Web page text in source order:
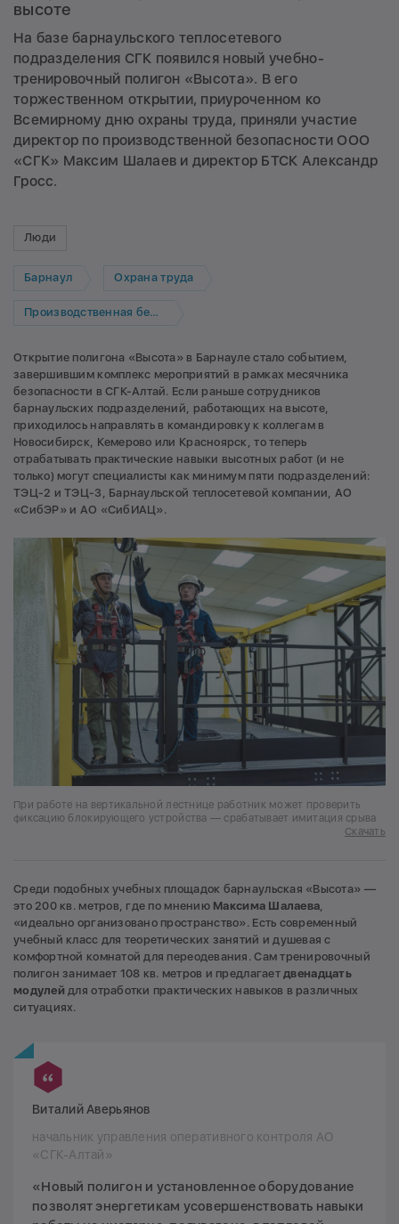
высоте
На базе барнаульского теплосетевого
подразделения СГК появился новый учебно-
тренировочный полигон «Высота». В его
торжественном открытии, приуроченном ко
Всемирному дню охраны труда, приняли участие
директор по производственной безопасности ООО
«СГК» Максим Шалаев и директор БТСК Александр
Гросс.
Люди
Барнаул Охрана труда
Производственная безопасность
Открытие полигона «Высота» в Барнауле стало событием,
завершившим комплекс мероприятий в рамках месячника
безопасности в СГК-Алтай. Если раньше сотрудников
барнаульских подразделений, работающих на высоте,
приходилось направлять в командировку к коллегам в
Новосибирск, Кемерово или Красноярск, то теперь
отрабатывать практические навыки высотных работ (и не
только) могут специалисты как минимум пяти подразделений:
ТЭЦ-2 и ТЭЦ-3, Барнаульской теплосетевой компании, АО
«СибЭР» и АО «СибИАЦ».
При работе на вертикальной лестнице работник может проверить
фиксацию блокирующего устройства — срабатывает имитация срыва
Скачать
Среди подобных учебных площадок барнаульская «Высота» —
это 200 кв. метров, где по мнению Максима Шалаева,
«идеально организовано пространство». Есть современный
учебный класс для теоретических занятий и душевая с
комфортной комнатой для переодевания. Сам тренировочный
полигон занимает 108 кв. метров и предлагаетдвенадцать
модулей для отработки практических навыков в различных
ситуациях.
Виталий Аверьянов
начальник управления оперативного контроля АО
«СГК-Алтай»
«Новый полигон и установленное оборудование
позволят энергетикам усовершенствовать навыки